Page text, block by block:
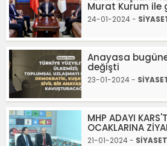
Murat Kurum ile
24-01-2024 -
Anayasa
değişti
23-01-2024 -
MHP ADAYI
OCAKLARINA
21-01-2024 - SİYASET